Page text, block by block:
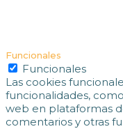
Funcionales
Funcionales
Las cookies
funcionalidades,
web en plataformas
comentarios y otras